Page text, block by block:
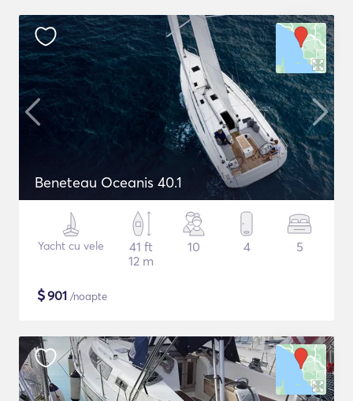
Beneteau Oceanis 40.1
Yacht cu vele
41 ft
12 m
10 4 5
$901 /noapte